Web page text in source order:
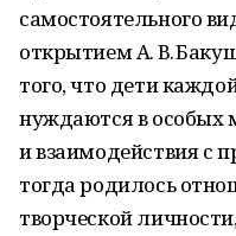
самостоятельного
открытием А. В.
того, что дети
нуждаются в особых
и взаимодействия с
тогда родилось
творческой